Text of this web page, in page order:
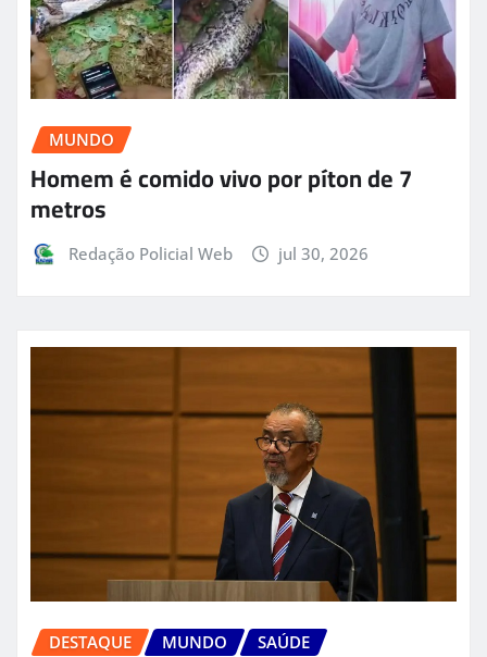
MUNDO
Homem é comido vivo por píton de 7
metros
Redação Policial Web jul 30, 2026
DESTAQUE MUNDO SAÚDE